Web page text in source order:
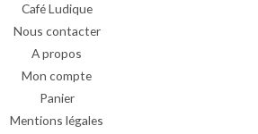
Café Ludique
Nous contacter
A propos
Mon compte
Panier
Mentions légales